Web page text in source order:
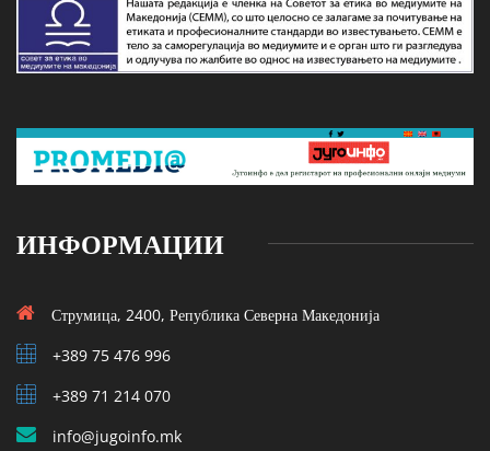
ИНФОРМАЦИИ
Струмица, 2400, Република Северна Македонија
+389 75 476 996
+389 71 214 070
info@jugoinfo.mk